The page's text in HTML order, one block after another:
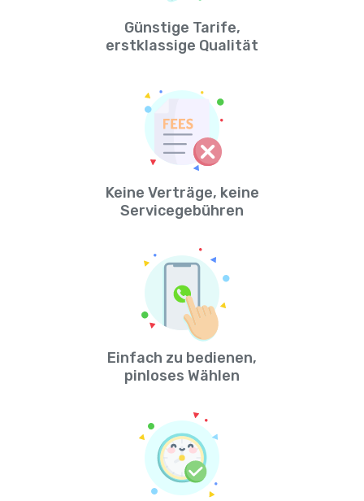
Günstige Tarife,
erstklassige Qualität
Keine Verträge, keine
Servicegebühren
Einfach zu bedienen,
pinloses Wählen